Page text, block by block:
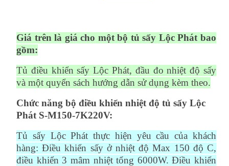
Giá trên là giá cho một bộ tủ sấy Lộc Phát bao
gồm:
Tủ điều khiển sấy Lộc Phát, đầu đo nhiệt độ sấy
và một quyển sách hướng dẫn sử dụng kèm theo.
Chức năng bộ điều khiển nhiệt độ tủ sấy Lộc
Phát S-M150-7K220V:
Tủ sấy Lộc Phát thực hiện yêu cầu của khách
hàng: Điều khiển sấy ở nhiệt độ Max 150 độ C,
điều khiển 3 mâm nhiệt tổng 6000W. Điều khiển